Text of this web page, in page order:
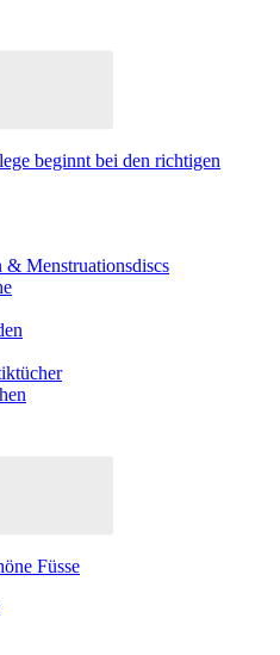
beginnt bei den richtigen
& Menstruationsdiscs
Füsse